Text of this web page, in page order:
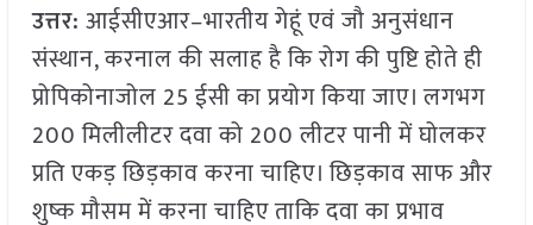
उत्तर: आईसीएआर–भारतीय गेहूं एवं जौ अनुसंधान
संस्थान, करनाल की सलाह है कि रोग की पुष्टि होते ही
प्रोपिकोनाजोल 25 ईसी का प्रयोग किया जाए। लगभग
200 मिलीलीटर दवा को 200 लीटर पानी में घोलकर
प्रति एकड़ छिड़काव करना चाहिए। छिड़काव साफ और
शुष्क मौसम में करना चाहिए ताकि दवा का प्रभाव